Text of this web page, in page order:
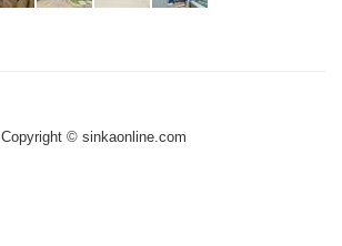
Copyright © sinkaonline.com